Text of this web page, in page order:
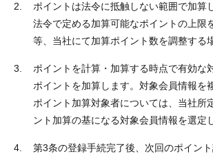
ポイントは法令に抵触しない範囲で加算
法令で定める加算可能なポイントの上限
等、当社にて加算ポイント数を調整する
ポイントを計算・加算する時点で有効な
ポイントを加算します。対象会員情報を
ポイント加算対象者については、当社所
ント加算の基になる対象会員情報を選定
第3条の登録手続完了後、次回のポイン